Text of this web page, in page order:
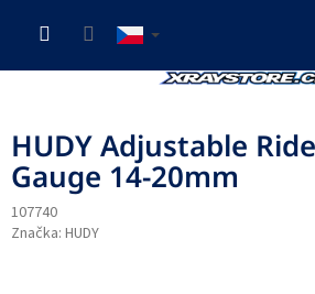
HUDY Adjustable
Gauge 14-20mm
107740
Značka: HUDY